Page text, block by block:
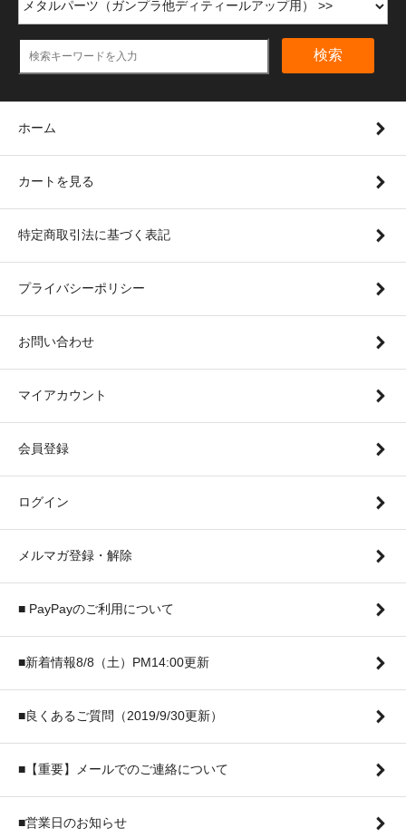
検索
ホーム
カートを見る
特定商取引法に基づく表記
プライバシーポリシー
お問い合わせ
マイアカウント
会員登録
ログイン
メルマガ登録・解除
■ PayPayのご利用について
■新着情報8/8（土）PM14:00更新
■良くあるご質問（2019/9/30更新）
■【重要】メールでのご連絡について
■営業日のお知らせ